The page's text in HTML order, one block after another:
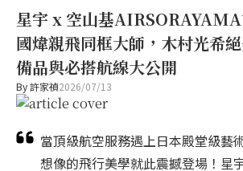
星宇 x 空山基
國煒親飛同框大師，木村光希
備品與必搭航線大公開
By許家禎2026/07/13
當頂級航空服務遇上日本殿堂級藝
想像的飛行美學就此震撼登場！星